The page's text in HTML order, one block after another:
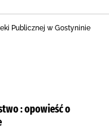
Publicznej w Gostyninie
: opowieść o